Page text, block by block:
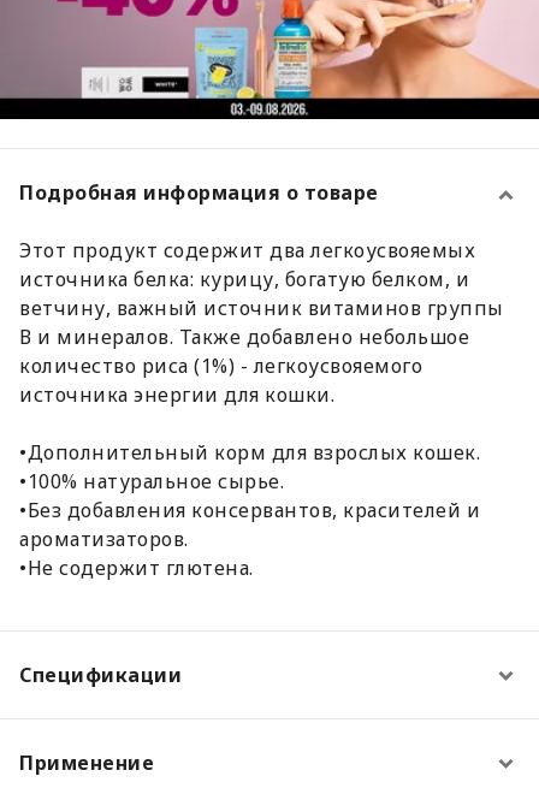
Подробная информация о товаре
Этот продукт содержит два легкоусвояемых
источника белка: курицу, богатую белком, и
ветчину, важный источник витаминов группы
В и минералов. Также добавлено небольшое
количество риса (1%) - легкоусвояемого
источника энергии для кошки.
•Дополнительный корм для взрослых кошек.
•100% натуральное сырье.
•Без добавления консервантов, красителей и
ароматизаторов.
•Не содержит глютена.
Спецификации
Применение